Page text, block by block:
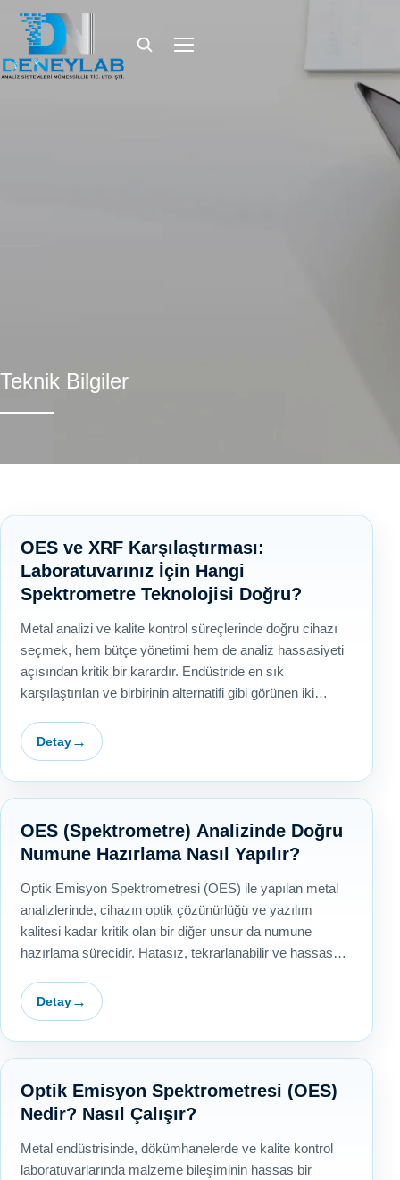
Teknik Bilgiler
Ana Sayfa
Teknik Destek
OES ve XRF Karşılaştırması:
Laboratuvarınız İçin Hangi
Spektrometre Teknolojisi Doğru?
Metal analizi ve kalite kontrol süreçlerinde doğru cihazı
seçmek, hem bütçe yönetimi hem de analiz hassasiyeti
açısından kritik bir karardır. Endüstride en sık
karşılaştırılan ve birbirinin alternatifi gibi görünen iki…
Detay
OES (Spektrometre) Analizinde Doğru
Numune Hazırlama Nasıl Yapılır?
Optik Emisyon Spektrometresi (OES) ile yapılan metal
analizlerinde, cihazın optik çözünürlüğü ve yazılım
kalitesi kadar kritik olan bir diğer unsur da numune
hazırlama sürecidir. Hatasız, tekrarlanabilir ve hassas
Detay
Optik Emisyon Spektrometresi (OES)
Nedir? Nasıl Çalışır?
Metal endüstrisinde, dökümhanelerde ve kalite kontrol
laboratuvarlarında malzeme bileşiminin hassas bir